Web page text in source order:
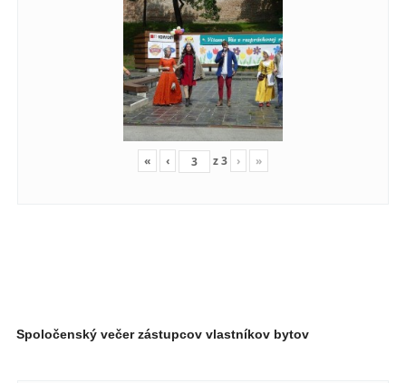
« ‹ z3 › »
Spoločenský večer zástupcov vlastníkov bytov